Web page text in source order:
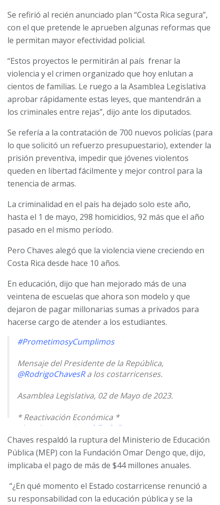
Se refirió al recién anunciado plan “Costa Rica segura”,
con el que pretende le aprueben algunas reformas que
le permitan mayor efectividad policial.
“Estos proyectos le permitirán al país frenar la
violencia y el crimen organizado que hoy enlutan a
cientos de familias. Le ruego a la Asamblea Legislativa
aprobar rápidamente estas leyes, que mantendrán a
los criminales entre rejas”, dijo ante los diputados.
Se refería a la contratación de 700 nuevos policías (para
lo que solicitó un refuerzo presupuestario), extender la
prisión preventiva, impedir que jóvenes violentos
queden en libertad fácilmente y mejor control para la
tenencia de armas.
La criminalidad en el país ha dejado solo este año,
hasta el 1 de mayo, 298 homicidios, 92 más que el año
pasado en el mismo período.
Pero Chaves alegó que la violencia viene creciendo en
Costa Rica desde hace 10 años.
En educación, dijo que han mejorado más de una
veintena de escuelas que ahora son modelo y que
dejaron de pagar millonarias sumas a privados para
hacerse cargo de atender a los estudiantes.
#PrometimosyCumplimos
Mensaje del Presidente de la República,
@RodrigoChavesRa los costarricenses.
Asamblea Legislativa, 02 de Mayo de 2023.
* Reactivación Económica *
pic.twitter.com/vmqbZtx2eB
— Presidencia de la República 🇨🇷 (@presidenciacr)
May 2, 2023
Chaves respaldó la ruptura del Ministerio de Educación
Pública (MEP) con la Fundación Omar Dengo que, dijo,
implicaba el pago de más de $44 millones anuales.
“¿En qué momento el Estado costarricense renunció a
su responsabilidad con la educación pública y se la